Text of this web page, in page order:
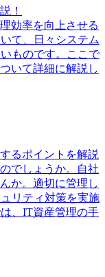
！
効率を向上させる
て、日々システム
ものです。ここで
いて詳細に解説し
るポイントを解説
でしょうか。自社
か。適切に管理し
リティ対策を実施
、IT資産管理の手